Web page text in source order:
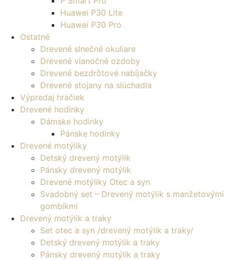
Huawei P30 Lite
Huawei P30 Pro
Ostatné
Drevené slnečné okuliare
Drevené vianočné ozdoby
Drevené bezdrôtové nabíjačky
Drevené stojany na slúchadla
Výpredaj hračiek
Drevené hodinky
Dámske hodinky
Pánske hodinky
Drevené motýliky
Detský drevený motýlik
Pánsky drevený motýlik
Drevené motýliky Otec a syn
Svadobný set – Drevený motýlik s manžetovými
gombíkmi
Drevený motýlik a traky
Set otec a syn /drevený motýlik a traky/
Detský drevený motýlik a traky
Pánsky drevený motýlik a traky